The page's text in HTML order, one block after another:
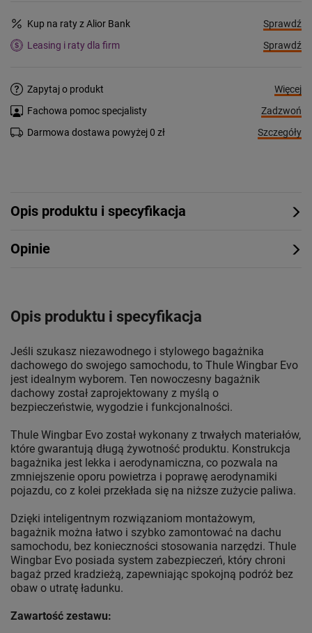
Kup na raty z Alior Bank
Sprawdź
Leasing i raty dla firm
Sprawdź
Zapytaj o produkt
Więcej
Fachowa pomoc specjalisty
Zadzwoń
Darmowa dostawa powyżej 0 zł
Szczegóły
Opis produktu i specyfikacja
Opinie
Opis produktu i specyfikacja
Jeśli szukasz niezawodnego i stylowego bagażnika
dachowego do swojego samochodu, to Thule Wingbar Evo
jest idealnym wyborem. Ten nowoczesny bagażnik
dachowy został zaprojektowany z myślą o
bezpieczeństwie, wygodzie i funkcjonalności.
Thule Wingbar Evo został wykonany z trwałych materiałów,
które gwarantują długą żywotność produktu. Konstrukcja
bagażnika jest lekka i aerodynamiczna, co pozwala na
zmniejszenie oporu powietrza i poprawę aerodynamiki
pojazdu, co z kolei przekłada się na niższe zużycie paliwa.
Dzięki inteligentnym rozwiązaniom montażowym,
bagażnik można łatwo i szybko zamontować na dachu
samochodu, bez konieczności stosowania narzędzi. Thule
Wingbar Evo posiada system zabezpieczeń, który chroni
bagaż przed kradzieżą, zapewniając spokojną podróż bez
obaw o utratę ładunku.
Zawartość zestawu: